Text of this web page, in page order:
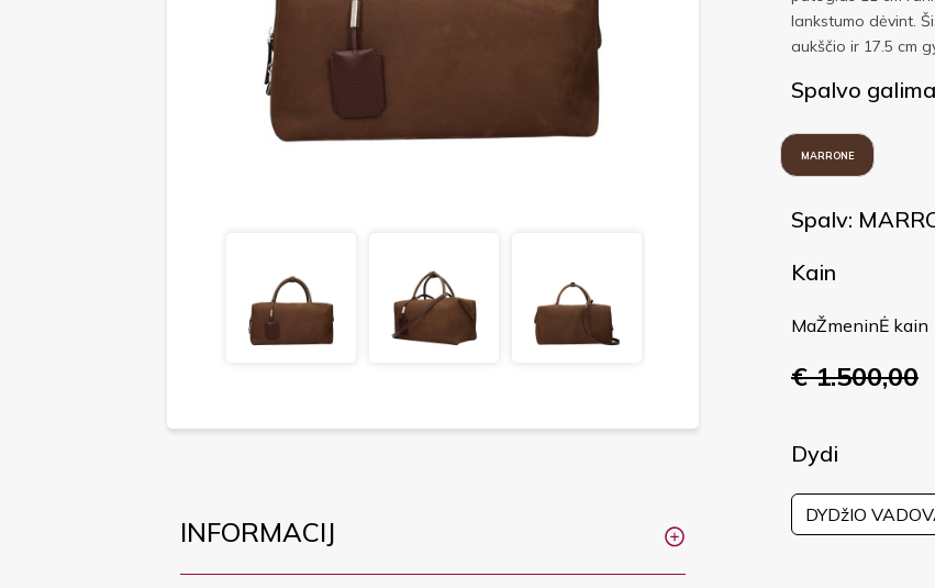
INFORMACIJ
lankstumo dėvint.
aukščio ir 17.5 cm
Spalvo
MARRONE
Spalv:
Kain
MaŽmeninĖ kain
€ 1.500,00
Dydi
DYDžIO